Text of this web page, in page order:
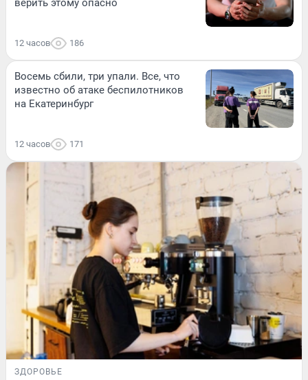
верить этому опасно
12 часов 186
Восемь сбили, три упали. Все, что
известно об атаке беспилотников
на Екатеринбург
12 часов 171
ЗДОРОВЬЕ